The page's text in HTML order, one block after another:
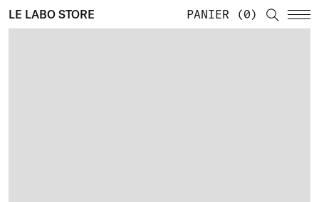
LE LABO STORE PANIER 0